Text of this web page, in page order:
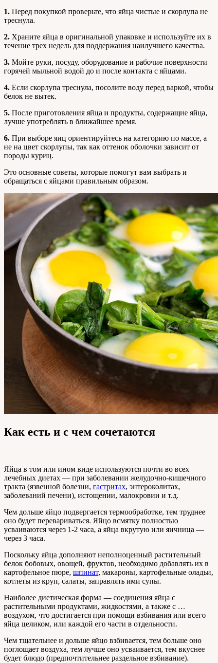
1. Перед покупкой проверьте, что яйца чистые и скорлупа не
треснула.
2. Храните яйца в оригинальной упаковке и используйте их в
течение трех недель для поддержания наилучшего качества.
3. Мойте руки, посуду, оборудование и рабочие поверхности
горячей мыльной водой до и после контакта с яйцами.
4. Если скорлупа треснула, посолите воду перед варкой, чтобы
белок не вытек.
5. После приготовления яйца и продукты, содержащие яйца,
лучше употреблять в ближайшее время.
6. При выборе яиц ориентируйтесь на категорию по массе, а
не на цвет скорлупы, так как оттенок оболочки зависит от
породы куриц.
Это основные советы, которые помогут вам выбрать и
обращаться с яйцами правильным образом.
Как есть и с чем сочетаются
Яйца в том или ином виде используются почти во всех
лечебных диетах — при заболевании желудочно-кишечного
тракта (язвенной болезни, гастритах, энтероколитах,
заболеваний печени), истощении, малокровии и т.д.
Чем дольше яйцо подвергается термообработке, тем труднее
оно будет перевариваться. Яйцо всмятку полностью
усваиваются через 1-2 часа, а яйца вкрутую или яичница —
через 3 часа.
Поскольку яйца дополняют неполноценный растительный
белок бобовых, овощей, фруктов, необходимо добавлять их в
картофельное пюре, шпинат, макароны, картофельные оладьи,
котлеты из круп, салаты, заправлять ими супы.
Наиболее диетическая форма — соединения яйца с
растительными продуктами, жидкостями, а также с …
воздухом, что достигается при помощи взбивания или всего
яйца целиком, или каждой его части в отдельности.
Чем тщательнее и дольше яйцо взбивается, тем больше оно
поглощает воздуха, тем лучше оно усваивается, тем вкуснее
будет блюдо (предпочтительнее раздельное взбивание).